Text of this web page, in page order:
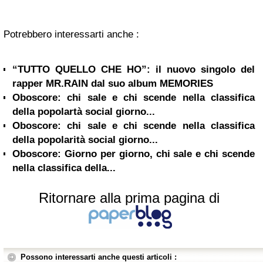
Potrebbero interessarti anche :
“TUTTO QUELLO CHE HO”: il nuovo singolo del
rapper MR.RAIN dal suo album MEMORIES
Oboscore: chi sale e chi scende nella classifica
della popolartà social giorno...
Oboscore: chi sale e chi scende nella classifica
della popolarità social giorno...
Oboscore: Giorno per giorno, chi sale e chi scende
nella classifica della...
Ritornare alla prima pagina di
Possono interessarti anche questi articoli :